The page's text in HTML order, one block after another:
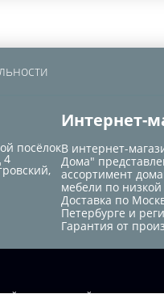
посёлок
4
Интернет-
В интернет-
Дома"
ассортимент
мебели по низкой
Доставка по
Петербурге и
Гарантия от